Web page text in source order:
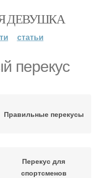
ДЕВУШКА
статьи
перекус
Правильные перекусы
Перекус для
спортсменов